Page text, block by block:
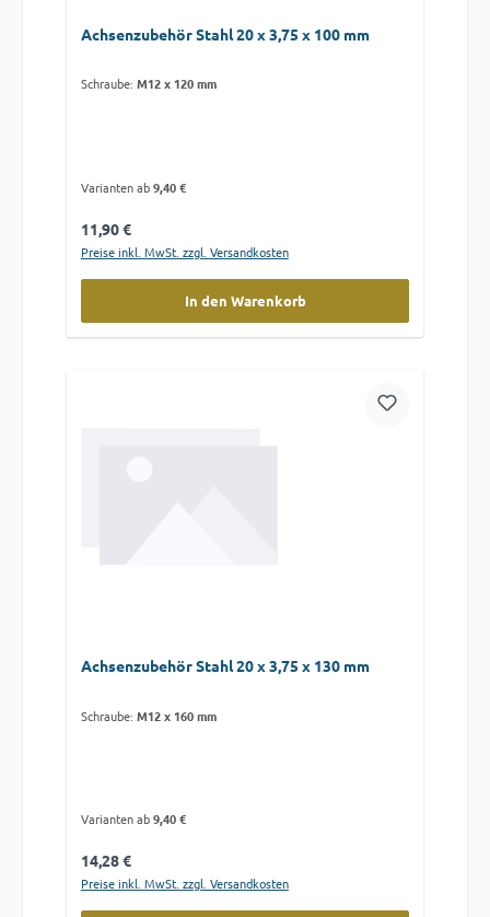
Achsenzubehör Stahl 20 x 3,75 x 100 mm
Schraube: M12 x 120 mm
Varianten ab9,40 €
Regulärer Preis:
11,90 €
Preise inkl. MwSt. zzgl. Versandkosten
In den Warenkorb
Achsenzubehör Stahl 20 x 3,75 x 130 mm
Schraube: M12 x 160 mm
Varianten ab9,40 €
Regulärer Preis:
14,28 €
Preise inkl. MwSt. zzgl. Versandkosten